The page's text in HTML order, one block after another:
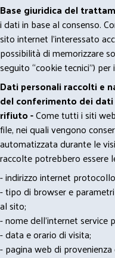
Base giuridica del
i dati in base al consenso.
sito internet l’interessato
possibilità di memorizzare
seguito “cookie tecnici”)
Dati personali raccolti e
del conferimento dei dati
rifiuto -Come tutti i siti
file, nei quali vengono
automatizzata durante le
raccolte potrebbero essere
- indirizzo internet
- tipo di browser e
al sito;
- nome dell'internet service
- data e orario di visita;
- pagina web di